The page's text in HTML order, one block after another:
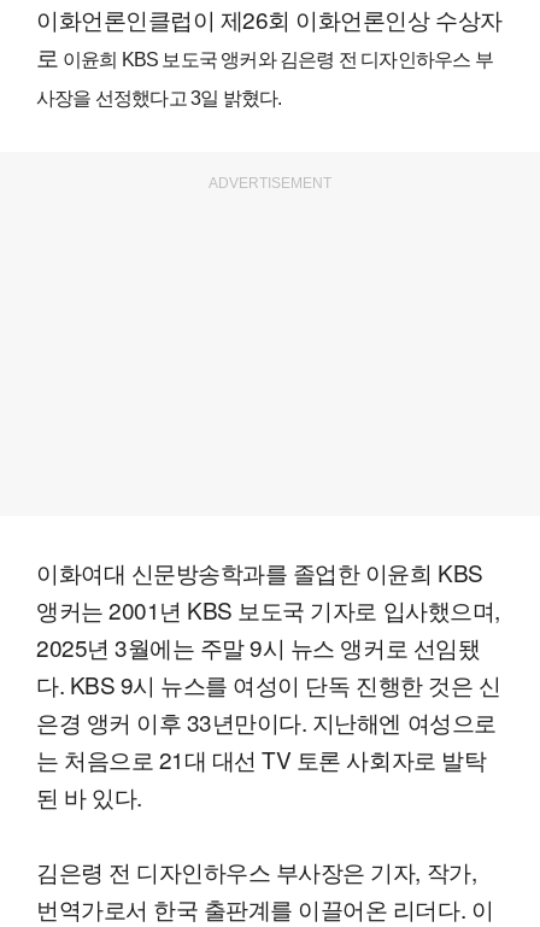
이화언론인클럽이 제26회 이화언론인상 수상자
로 이윤희 KBS 보도국 앵커와 김은령 전 디자인하우스 부
사장을 선정했다고 3일 밝혔다.
ADVERTISEMENT
이화여대 신문방송학과를 졸업한 이윤희 KBS
앵커는 2001년 KBS 보도국 기자로 입사했으며,
2025년 3월에는 주말 9시 뉴스 앵커로 선임됐
다. KBS 9시 뉴스를 여성이 단독 진행한 것은 신
은경 앵커 이후 33년만이다. 지난해엔 여성으로
는 처음으로 21대 대선 TV 토론 사회자로 발탁
된 바 있다.
김은령 전 디자인하우스 부사장은 기자, 작가,
번역가로서 한국 출판계를 이끌어온 리더다. 이